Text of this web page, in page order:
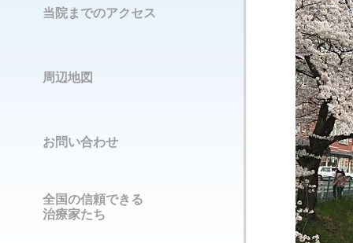
当院までのアクセス
周辺地図
お問い合わせ
全国の信頼できる
治療家たち